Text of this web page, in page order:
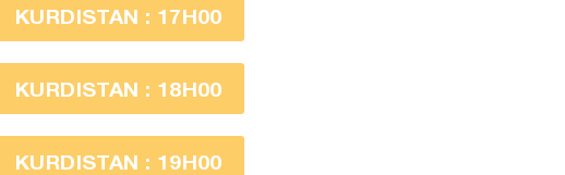
KURDISTAN : 17H00
KURDISTAN : 18H00
KURDISTAN : 19H00